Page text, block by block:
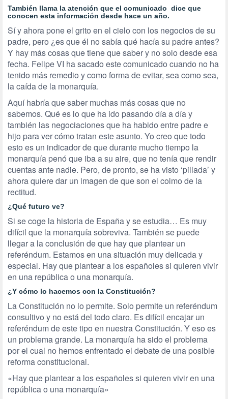
También llama la atención que el comunicado dice que
conocen esta información desde hace un año.
Sí y ahora pone el grito en el cielo con los negocios de su
padre, pero ¿es que él no sabía qué hacía su padre antes?
Y hay más cosas que tiene que saber y no solo desde esa
fecha. Felipe VI ha sacado este comunicado cuando no ha
tenido más remedio y como forma de evitar, sea como sea,
la caída de la monarquía.
Aquí habría que saber muchas más cosas que no
sabemos. Qué es lo que ha ido pasando día a día y
también las negociaciones que ha habido entre padre e
hijo para ver cómo tratan este asunto. Yo creo que todo
esto es un indicador de que durante mucho tiempo la
monarquía penó que iba a su aire, que no tenía que rendir
cuentas ante nadie. Pero, de pronto, se ha visto ‘pillada’ y
ahora quiere dar un imagen de que son el colmo de la
rectitud.
¿Qué futuro ve?
Si se coge la historia de España y se estudia… Es muy
difícil que la monarquía sobreviva. También se puede
llegar a la conclusión de que hay que plantear un
referéndum. Estamos en una situación muy delicada y
especial. Hay que plantear a los españoles si quieren vivir
en una república o una monarquía.
¿Y cómo lo hacemos con la Constitución?
La Constitución no lo permite. Solo permite un referéndum
consultivo y no está del todo claro. Es difícil encajar un
referéndum de este tipo en nuestra Constitución. Y eso es
un problema grande. La monarquía ha sido el problema
por el cual no hemos enfrentado el debate de una posible
reforma constitucional.
«Hay que plantear a los españoles si quieren vivir en una
república o una monarquía»